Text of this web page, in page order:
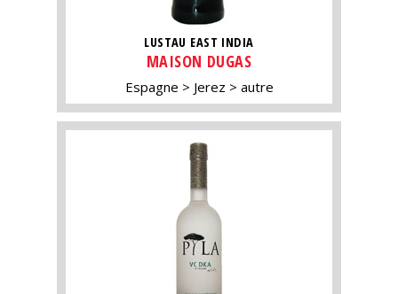
LUSTAU EAST INDIA
MAISON DUGAS
Espagne Jerez autre